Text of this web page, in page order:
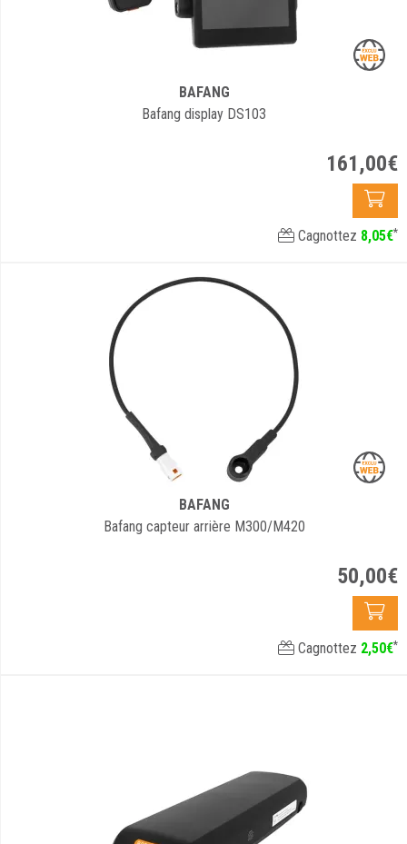
BAFANG
Bafang display DS103
161,00€
Cagnottez 8,05€*
BAFANG
Bafang capteur arrière M300/M420
50,00€
Cagnottez 2,50€*